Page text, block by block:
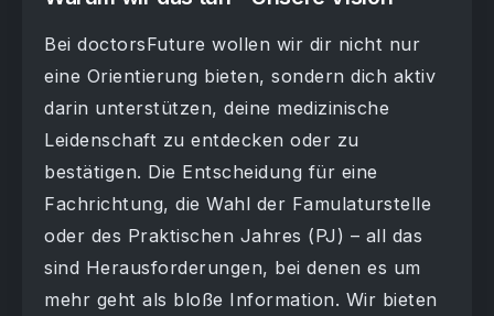
Bei doctorsFuture wollen wir dir nicht nur
eine Orientierung bieten, sondern dich aktiv
darin unterstützen, deine medizinische
Leidenschaft zu entdecken oder zu
bestätigen. Die Entscheidung für eine
Fachrichtung, die Wahl der Famulaturstelle
oder des Praktischen Jahres (PJ) – all das
sind Herausforderungen, bei denen es um
mehr geht als bloße Information. Wir bieten